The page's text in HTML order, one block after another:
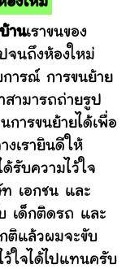
านเราขนของ
จนถึงห้องใหม่
ารณ์ การขนย้าย
สามารถถ่ายรูป
ารขนย้ายได้เพื่อ
งเรายินดีให้
รับความไว้ใจ
เอกชน และ
เด็กติดรถ และ
ติแล้วผมจะขับ
ว้ใจได้ไปแทนครับ